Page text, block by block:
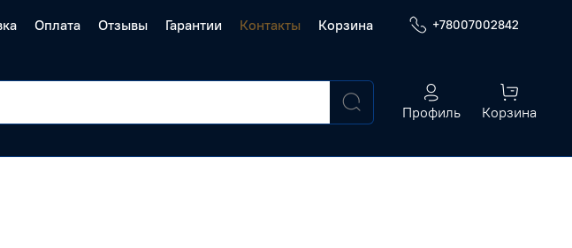
Оплата Отзывы Гарантии Контакты Корзина +78007002842
Профиль Корзина